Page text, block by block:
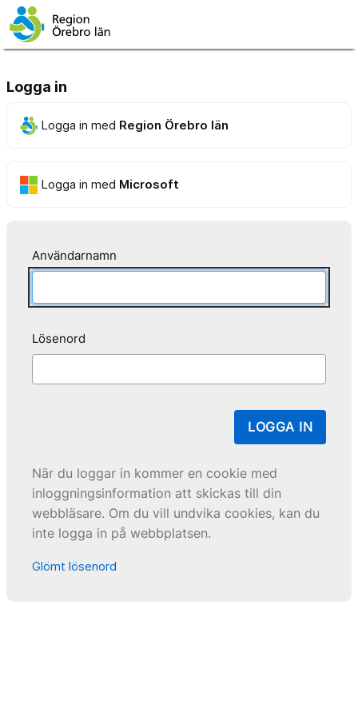
Logga in
Logga in med Region Örebro län
Logga in med Microsoft
Användarnamn
Lösenord
LOGGA IN
När du loggar in kommer en cookie med
inloggningsinformation att skickas till din
webbläsare. Om du vill undvika cookies, kan du
inte logga in på webbplatsen.
Glömt lösenord